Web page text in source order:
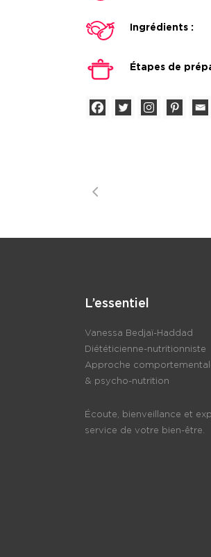
Ingrédients :
Étapes de
L’essentiel
Vanessa Bedjaï-Haddad
Diététicienne-nutritionniste
Approche
& psycho-nutrition
Écoute, bienveillance et
service de votre bien-être.